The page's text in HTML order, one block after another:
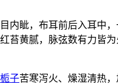
内眦，布耳前后入耳中
黄腻，脉弦数有力皆
栀子苦寒泻火、燥湿清热